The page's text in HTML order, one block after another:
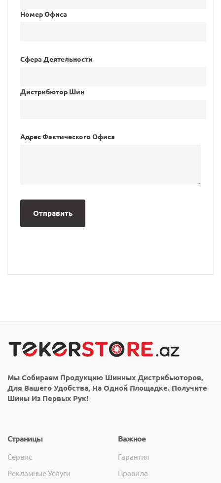
Номер Oфисa
Сфера Деятельности
Дистрибютор Шин
Адрес Фактического Офиса
Отправить
Мы Собираем Продукцию Шинных Дистрибьюторов,
Для Вашего Удобства, На Одной Площадке. Получите
Шины Из Первых Рук!
Страницы
Сервис
Рекламные Услуги
Важное
Гарантия
Правила